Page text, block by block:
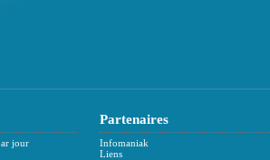
jour
Partenaires
Infomaniak
Liens